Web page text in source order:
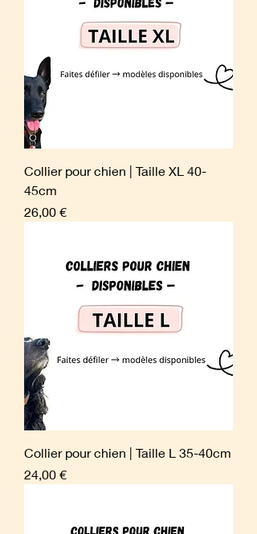
Collier pour chien | Taille XL 40-
45cm
Prix
26,00 €
Collier pour chien | Taille L 35-40cm
Prix
24,00 €